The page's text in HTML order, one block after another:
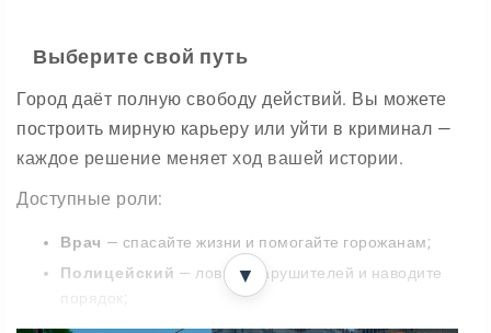
Выберите свой путь
Город даёт полную свободу действий. Вы можете
построить мирную карьеру или уйти в криминал —
каждое решение меняет ход вашей истории.
Доступные роли:
Врач — спасайте жизни и помогайте горожанам;
Полицейский — ловите нарушителей и наводите
порядок;
Бизнесмен— открывайте дело и развивайте свою
▼